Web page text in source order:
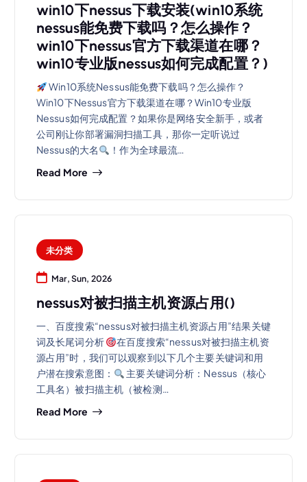
win10下nessus下载安装(win10系统
nessus能免费下载吗？怎么操作？
win10下nessus官方下载渠道在哪？
win10专业版nessus如何完成配置？)
Win10系统Nessus能免费下载吗？怎么操作？
Win10下Nessus官方下载渠道在哪？Win10专业版
Nessus如何完成配置？如果你是网络安全新手，或者
公司刚让你部署漏洞扫描工具，那你一定听说过
Nessus的大名
！作为全球最流…
Read More
未分类
Mar, Sun, 2026
nessus对被扫描主机资源占用()
一、百度搜索“nessus对被扫描主机资源占用”结果关键
词及长尾词分析
在百度搜索“nessus对被扫描主机资
源占用”时，我们可以观察到以下几个主要关键词和用
户潜在搜索意图：
主要关键词分析：Nessus（核心
工具名）被扫描主机（被检测…
Read More